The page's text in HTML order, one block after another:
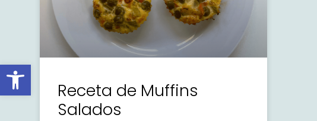
Abrir barra de herramientas
Receta de Muffins
Salados